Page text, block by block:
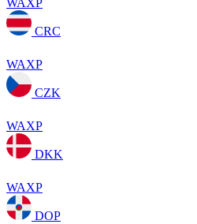
WAXP
CRC
WAXP
CZK
WAXP
DKK
WAXP
DOP